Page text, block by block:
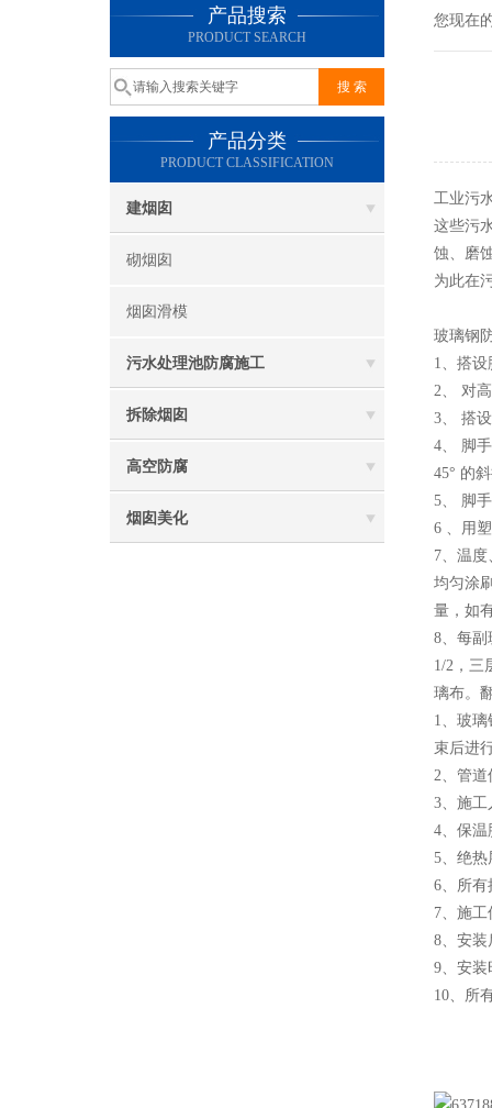
产品搜索
PRODUCT SEARCH
产品分类
PRODUCT CLASSIFICATION
建烟囱
砌烟囱
烟囱滑模
污水处理池防腐施工
拆除烟囱
高空防腐
烟囱美化
您现在
工业污
这些污
蚀、磨
为此在
玻璃钢
1、搭
2、 对
3、 搭
4、 脚
45° 的
5、 脚
6 、用
7、温
均匀涂
量，如
8、每副
1/2，三
璃布。
1、玻
束后进
2、管道
3、施工
4、保温
5、绝热
6、所有
7、施
8、安
9、安
10、所